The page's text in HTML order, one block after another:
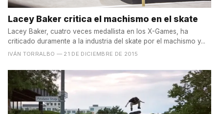
Lacey Baker critica el machismo en el skate
Lacey Baker, cuatro veces medallista en los X-Games, ha
criticado duramente a la industria del skate por el machismo y...
IVÁN TORRALBO — 21 DE DICIEMBRE DE 2015